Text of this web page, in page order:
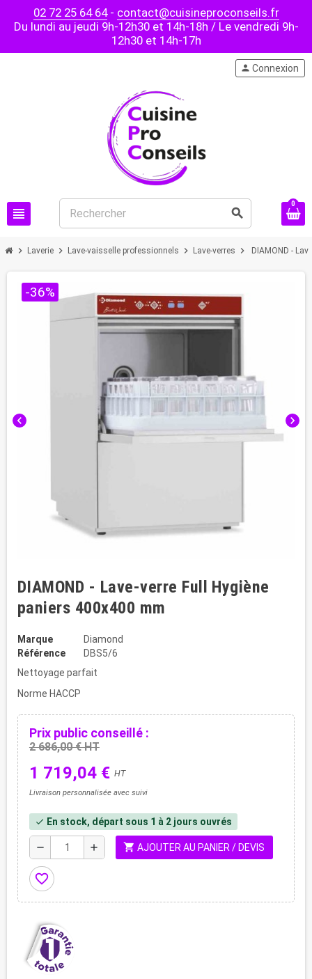
02 72 25 64 64- contact@cuisineproconseils.fr
Du lundi au jeudi 9h-12h30 et 14h-18h / Le vendredi 9h-
12h30 et 14h-17h
view_headline search
person Connexion
0
chevron_right Laverie chevron_right Lave-vaisselle professionnels chevron_right Lave-verres chevron_right DIAMOND -
chevron_left chevron_right
-36%
DIAMOND - Lave-verre Full Hygiène
paniers 400x400 mm
Marque
Diamond
Référence
DBS5/6
Nettoyage parfait
Norme HACCP
Prix public conseillé :
2 686,00 € HT
1 719,04 € HT
Livraison personnalisée avec suivi
check En stock, départ sous 1 à 2 jours ouvrés
remove add shopping_cart AJOUTER AU PANIER / DEVIS
favorite_border